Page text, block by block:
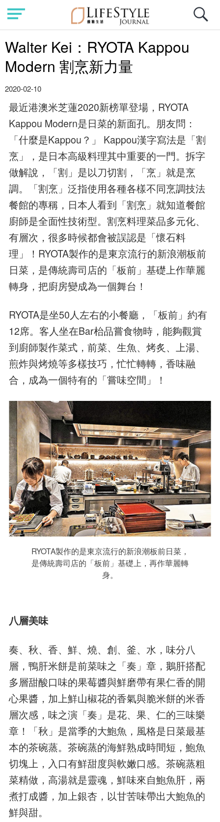
Walter Kei：RYOTA Kappou
Modern 割烹新力量
2020-02-10
最近港澳米芝蓮2020新榜單登場，RYOTA
Kappou Modern是日菜的新面孔。朋友問：
「什麼是Kappou？」 Kappou漢字寫法是「割
烹」，是日本高級料理其中重要的一門。拆字
做解說，「割」是以刀切割，「烹」就是烹
調。「割烹」泛指使用各種各樣不同烹調技法
餐館的專稱，日本人看到「割烹」就知道餐館
廚師是全面性技術型。割烹料理菜品多元化、
有層次，很多時候都會被誤認是「懷石料
理」！RYOTA製作的是東京流行的新浪潮板前
日菜，是傳統壽司店的「板前」基礎上作華麗
轉身，把廚房變成為一個舞台！
RYOTA是坐50人左右的小餐廳，「板前」約有
12席。客人坐在Bar枱品嘗食物時，能夠觀賞
到廚師製作菜式，前菜、生魚、烤炙、上湯、
煎炸與烤燒等多樣技巧，忙忙轉轉，香味融
合，成為一個特有的「嘗味空間」！
RYOTA製作的是東京流行的新浪潮板前日菜，
是傳統壽司店的「板前」基礎上，再作華麗轉
身。
八層美味
奏、秋、香、鮮、燒、創、釜、水，味分八
層，鴨肝米餅是前菜味之「奏」章，鵝肝搭配
多層甜酸口味的果莓醬與鮮磨帶有果仁香的開
心果醬，加上鮮山椒花的香氣與脆米餅的米香
層次感，味之演「奏」是花、果、仁的三味樂
章！「秋」是當季的大鮑魚，風格是日菜最基
本的茶碗蒸。茶碗蒸的海鮮熟成時間短，鮑魚
切塊上，入口有鮮甜度與軟嫩口感。茶碗蒸粗
菜精做，高湯就是靈魂，鮮味來自鮑魚肝，兩
煮打成醬，加上銀杏，以甘苦味帶出大鮑魚的
鮮與甜。